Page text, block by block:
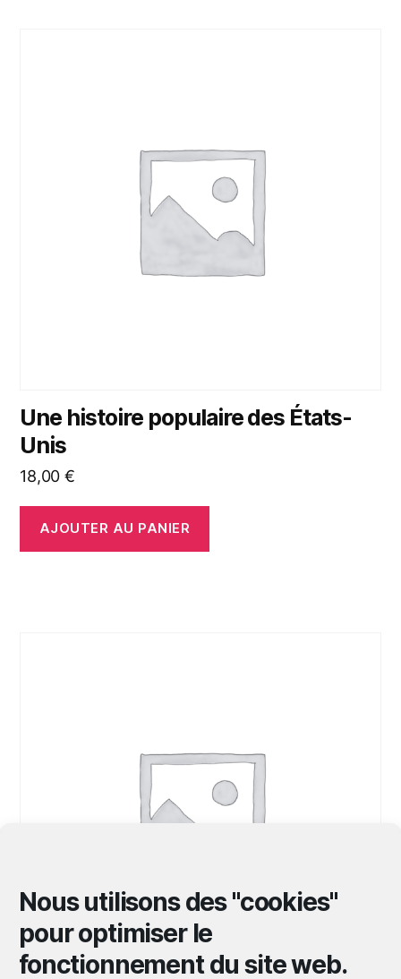
Nous utilisons des "cookies"
pour optimiser le
fonctionnement du site web.
Une histoire populaire des États-
Unis
18,00 €
AJOUTER AU PANIER